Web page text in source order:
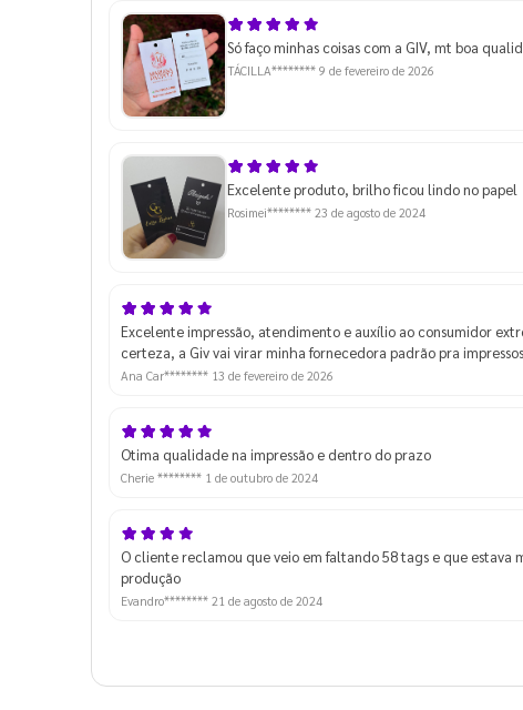
Só faço minhas coisas com a GIV, mt boa
TÁCILLA******** 9 de fevereiro de 2026
Excelente produto, brilho ficou lindo no papel
Rosimei******** 23 de agosto de 2024
Excelente impressão, atendimento e auxílio ao consumidor
certeza, a Giv vai virar minha fornecedora padrão pra
Ana Car******** 13 de fevereiro de 2026
Otima qualidade na impressão e dentro do prazo
Cherie ******** 1 de outubro de 2024
O cliente reclamou que veio em faltando 58 tags e que estava
produção
Evandro******** 21 de agosto de 2024